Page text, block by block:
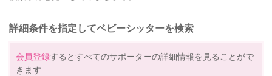
詳細条件を指定してベビーシッターを検索
会員登録するとすべてのサポーターの詳細情報を見ることがで
きます